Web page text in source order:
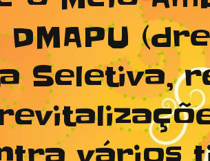
Seletiva,